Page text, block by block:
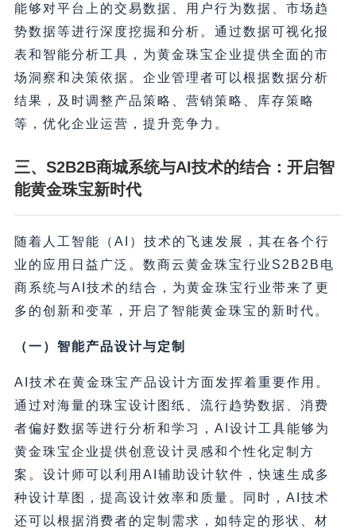
能够对平台上的交易数据、用户行为数据、市场趋
势数据等进行深度挖掘和分析。通过数据可视化报
表和智能分析工具，为黄金珠宝企业提供全面的市
场洞察和决策依据。企业管理者可以根据数据分析
结果，及时调整产品策略、营销策略、库存策略
等，优化企业运营，提升竞争力。
三、S2B2B商城系统与AI技术的结合：开启智
能黄金珠宝新时代
随着人工智能（AI）技术的飞速发展，其在各个行
业的应用日益广泛。数商云黄金珠宝行业S2B2B电
商系统与AI技术的结合，为黄金珠宝行业带来了更
多的创新和变革，开启了智能黄金珠宝的新时代。
（一）智能产品设计与定制
AI技术在黄金珠宝产品设计方面发挥着重要作用。
通过对海量的珠宝设计图纸、流行趋势数据、消费
者偏好数据等进行分析和学习，AI设计工具能够为
黄金珠宝企业提供创意设计灵感和个性化定制方
案。设计师可以利用AI辅助设计软件，快速生成多
种设计草图，提高设计效率和质量。同时，AI技术
还可以根据消费者的定制需求，如特定的形状、材